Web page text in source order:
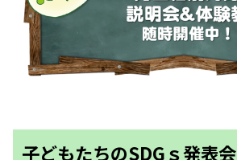
子どもたちのSDGｓ発表会